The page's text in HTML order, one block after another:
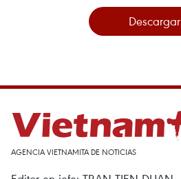
Descargar
AGENCIA VIETNAMITA DE NOTICIAS